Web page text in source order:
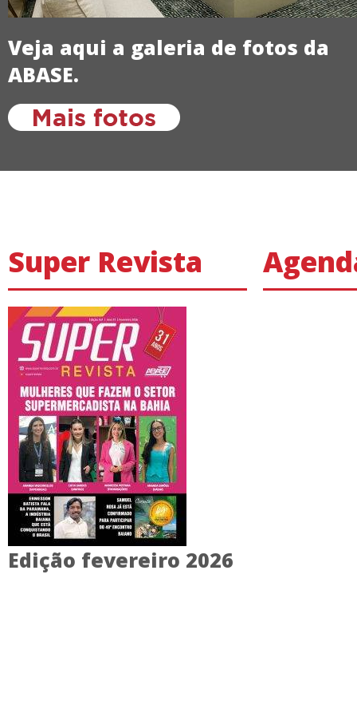
Veja aqui a galeria de fotos da
ABASE.
Super Revista
Edição fevereiro 2026